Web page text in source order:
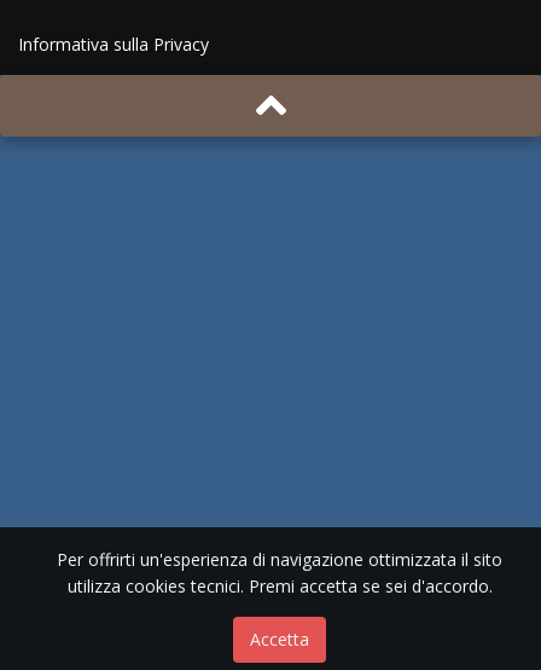
Informativa sulla Privacy
Per offrirti un'esperienza di navigazione ottimizzata il sito
utilizza cookies tecnici. Premi accetta se sei d'accordo.
Accetta